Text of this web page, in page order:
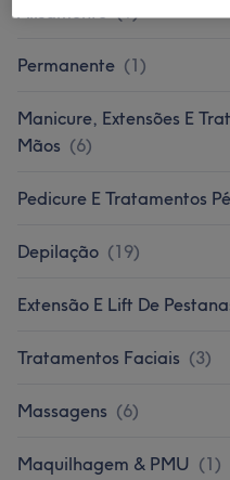
Alisamento (1)
Permanente (1)
Manicure, Extensões E
Mãos (6)
Pedicure E Tratamentos
Depilação (19)
Extensão E Lift De
Tratamentos Faciais (3)
Massagens (6)
Maquilhagem & PMU (1)